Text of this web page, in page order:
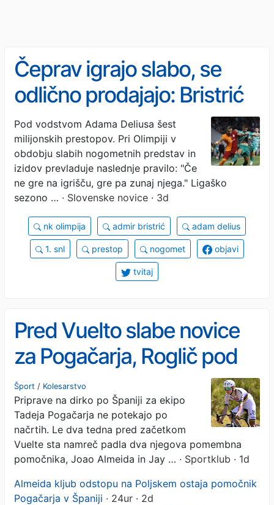
Čeprav igrajo slabo, se
odlično prodajajo: Bristrić
je Olimpiji prinesel dva
milijona evrov
Pod vodstvom Adama Deliusa šest
milijonskih prestopov. Pri Olimpiji v
obdobju slabih nogometnih predstav in
izidov prevladuje naslednje pravilo: "Če
ne gre na igrišču, gre pa zunaj njega." Ligaško
sezono … · Slovenske novice · 3d
nk olimpija admir bristrić adam delius
1. snl prestop nogomet objavi
tvitaj
Pred Vuelto slabe novice
za Pogačarja, Roglič pod
vprašajem
Šport / Kolesarstvo
Priprave na dirko po Španiji za ekipo
Tadeja Pogačarja ne potekajo po
načrtih. Le dva tedna pred začetkom
Vuelte sta namreč padla dva njegova pomembna
pomočnika, Joao Almeida in Jay … · Sportklub · 1d
Almeida kljub odstopu na Poljskem ostaja pomočnik
Pogačarja v Španiji · 24ur · 2d